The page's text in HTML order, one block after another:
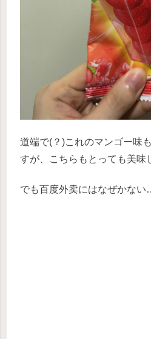
道端で(？)これのマンゴー味
すが、こちらもとっても美味
でも百度外卖にはなぜかない